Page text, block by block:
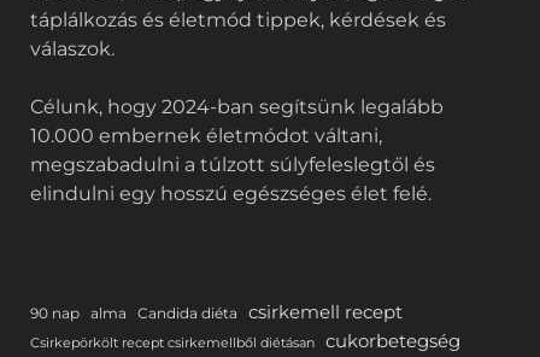
táplálkozás és életmód tippek, kérdések és
válaszok.
Célunk, hogy 2024-ban segítsünk legalább
10.000 embernek életmódot váltani,
megszabadulni a túlzott súlyfeleslegtől és
elindulni egy hosszú egészséges élet felé.
90 nap alma Candida diéta csirkemell recept
Csirkepörkölt recept csirkemellből diétásan cukorbetegség